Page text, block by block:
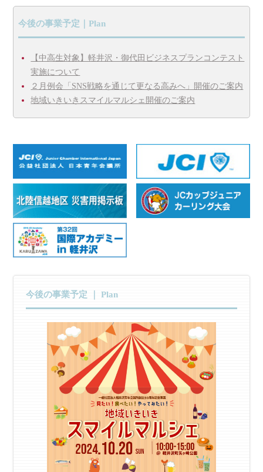
今後の事業予定 ｜ Plan
今後の事業予定｜Plan
【中高生対象】軽井沢・御代田ビジネスプランコンテスト
実施について
２月例会「SNS戦略を通じて更なる高みへ」開催のご案内
地域いきいきスマイルマルシェ開催のご案内